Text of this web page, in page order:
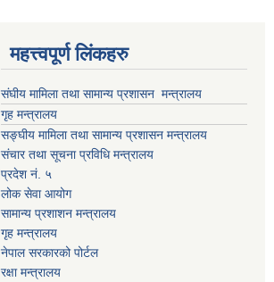
महत्त्वपूर्ण लिंकहरु
संघीय मामिला तथा सामान्य प्रशासन मन्त्रालय
गृह मन्त्रालय
सङ्घीय मामिला तथा सामान्य प्रशासन मन्त्रालय
संचार तथा सूचना प्रविधि मन्त्रालय
प्रदेश नं. ५
लोक सेवा आयोग
सामान्य प्रशाशन मन्त्रालय
गृह मन्त्रालय
नेपाल सरकारको पोर्टल
रक्षा मन्त्रालय